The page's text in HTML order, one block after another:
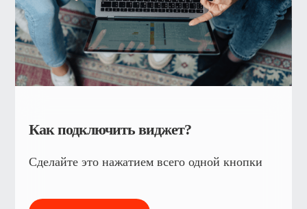
Как подключить виджет?
Сделайте это нажатием всего одной кнопки